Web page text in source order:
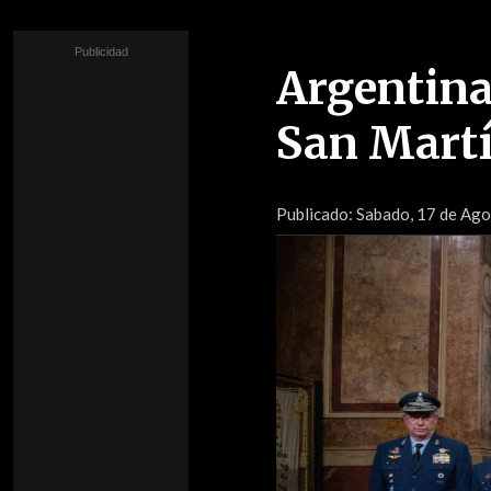
San
Publicado: Sabado, 17 de